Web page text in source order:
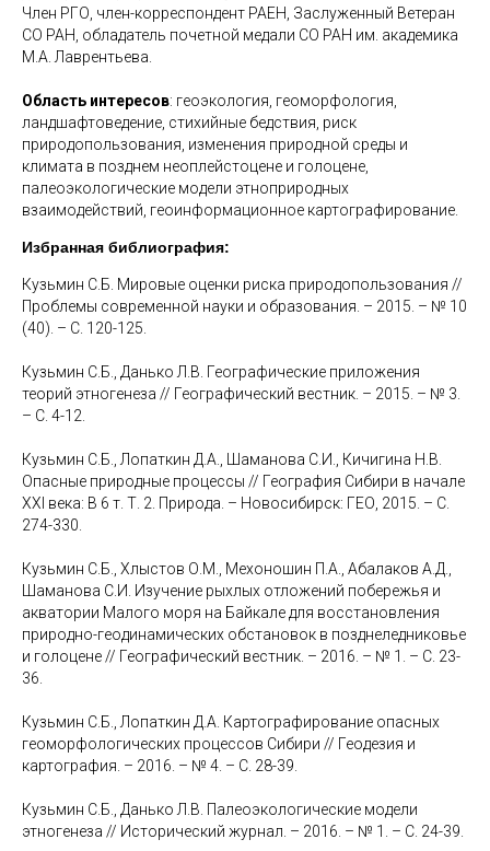
Член РГО, член-корреспондент РАЕН, Заслуженный Ветеран
СО РАН, обладатель почетной медали СО РАН им. академика
М.А. Лаврентьева.
Область интересов: геоэкология, геоморфология,
ландшафтоведение, стихийные бедствия, риск
природопользования, изменения природной среды и
климата в позднем неоплейстоцене и голоцене,
палеоэкологические модели этноприродных
взаимодействий, геоинформационное картографирование.
Избранная библиография:
Кузьмин С.Б. Мировые оценки риска природопользования //
Проблемы современной науки и образования. – 2015. – № 10
(40). – С. 120-125.
Кузьмин С.Б., Данько Л.В. Географические приложения
теорий этногенеза // Географический вестник. – 2015. – № 3.
– С. 4-12.
Кузьмин С.Б., Лопаткин Д.А., Шаманова С.И., Кичигина Н.В.
Опасные природные процессы // География Сибири в начале
XXI века: В 6 т. Т. 2. Природа. – Новосибирск: ГЕО, 2015. – С.
274-330.
Кузьмин С.Б., Хлыстов О.М., Мехоношин П.А., Абалаков А.Д.,
Шаманова С.И. Изучение рыхлых отложений побережья и
акватории Малого моря на Байкале для восстановления
природно-геодинамических обстановок в позднеледниковье
и голоцене // Географический вестник. – 2016. – № 1. – С. 23-
36.
Кузьмин С.Б., Лопаткин Д.А. Картографирование опасных
геоморфологических процессов Сибири // Геодезия и
картография. – 2016. – № 4. – С. 28-39.
Кузьмин С.Б., Данько Л.В. Палеоэкологические модели
этногенеза // Исторический журнал. – 2016. – № 1. – С. 24-39.